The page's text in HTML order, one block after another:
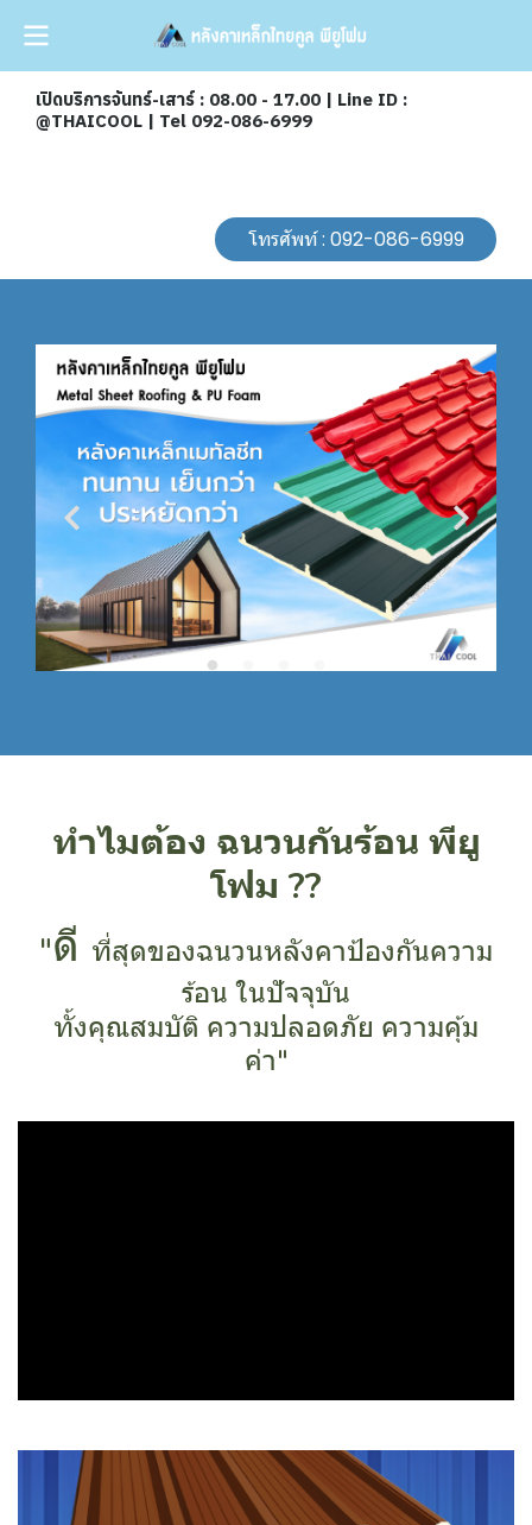
เปิดบริการจันทร์-เสาร์ : 08.00 - 17.00 | Line ID :
@THAICOOL | Tel 092-086-6999
โทรศัพท์ : 092-086-6999
ทำไมต้อง ฉนวนกันร้อน พียู
โฟม ??
"ดี ที่สุดของฉนวนหลังคาป้องกันความ
ร้อน ในปัจจุบัน
ทั้งคุณสมบัติ ความปลอดภัย ความคุ้ม
ค่า"